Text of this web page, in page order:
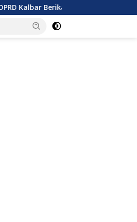
Catatan Penting Perubahan